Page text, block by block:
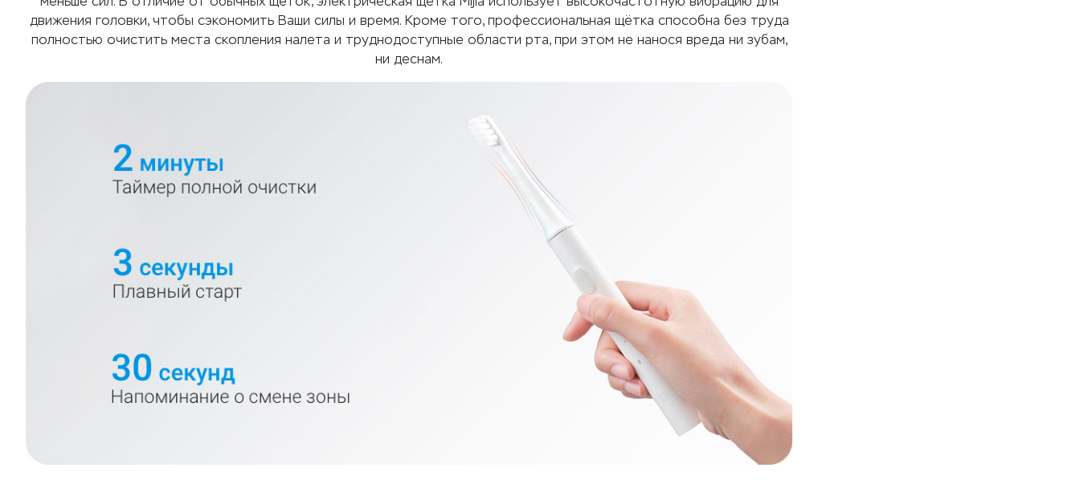
движения головки, чтобы сэкономить Ваши силы и время. Кроме того, профессиональная щётка способна без труда
полностью очистить места скопления налета и труднодоступные области рта, при этом не нанося вреда ни зубам,
ни деснам.